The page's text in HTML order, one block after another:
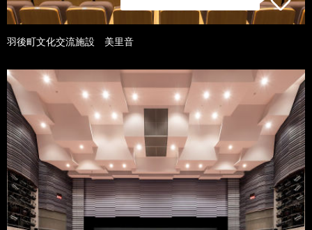
羽後町文化交流施設 美里音